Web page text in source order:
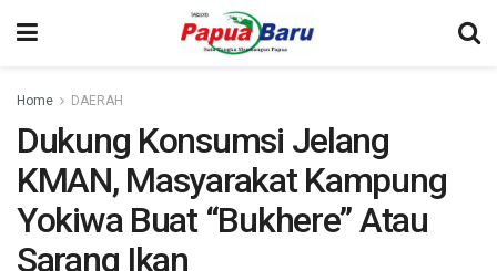
Home DAERAH
Dukung Konsumsi Jelang
KMAN, Masyarakat Kampung
Yokiwa Buat “Bukhere” Atau
Sarang Ikan